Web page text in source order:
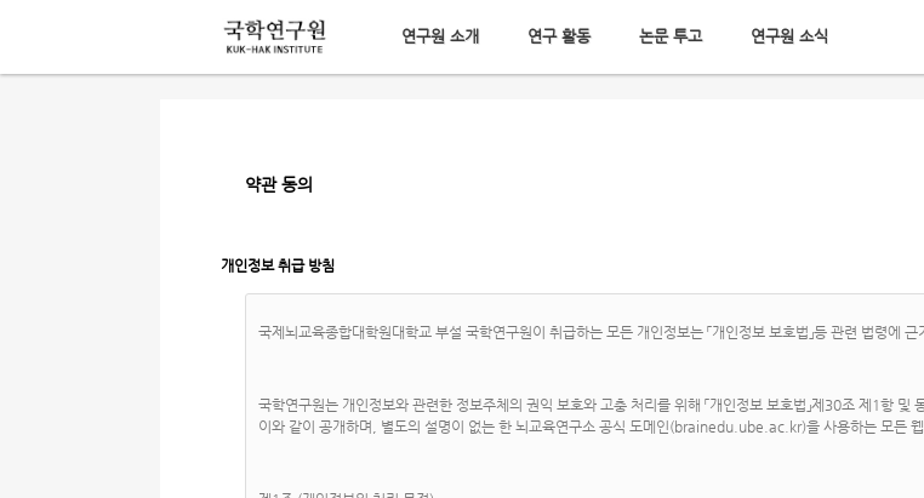
메뉴 건너뛰기
연구원 소개 연구 활동 논문 투고 연구원 소식
약관 동의
개인정보 취급 방침
국제뇌교육종합대학원대학교 부설 국학연구원이 취급하는 모든 개인정보는 「개인정보 보호법」등 관련 법령에
국학연구원는 개인정보와 관련한 정보주체의 권익 보호와 고충 처리를 위해 「개인정보 보호법」제30조 제1항 및
이와 같이 공개하며, 별도의 설명이 없는 한 뇌교육연구소 공식 도메인(brainedu.ube.ac.kr)을 사용하는 모든